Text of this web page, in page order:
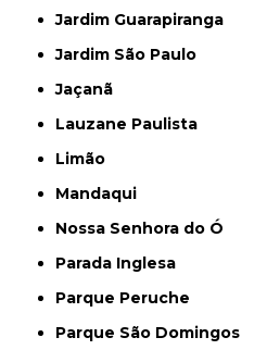
Jardim Guarapiranga
Jardim São Paulo
Jaçanã
Lauzane Paulista
Limão
Mandaqui
Nossa Senhora do Ó
Parada Inglesa
Parque Peruche
Parque São Domingos